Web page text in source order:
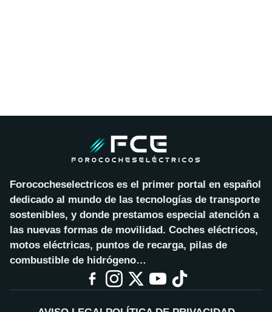
Forococheselectricos es el primer portal en español
dedicado al mundo de las tecnologías de transporte
sostenibles, y donde prestamos especial atención a
las nuevas formas de movilidad. Coches eléctricos,
motos eléctricas, puntos de recarga, pilas de
combustible de hidrógeno…